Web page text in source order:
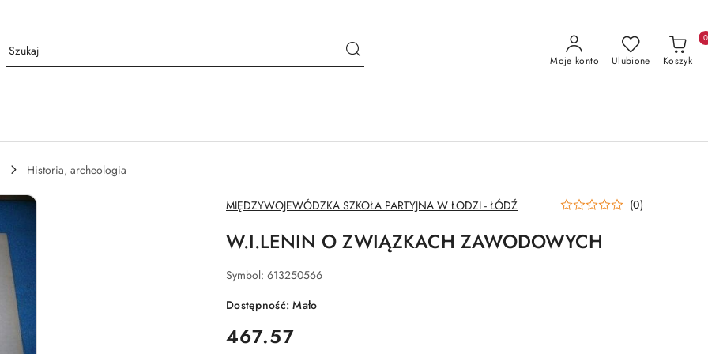
Moje konto Ulubione Koszyk
0
Historia, archeologia
NAZWA
PRODUCENTA:
MIĘDZYWOJEWÓDZKA SZKOŁA PARTYJNA W ŁODZI - ŁÓDŹ (0)
W.I.LENIN O ZWIĄZKACH ZAWODOWYCH
Symbol: 613250566
Dostępność:Mało
cena:
467.57